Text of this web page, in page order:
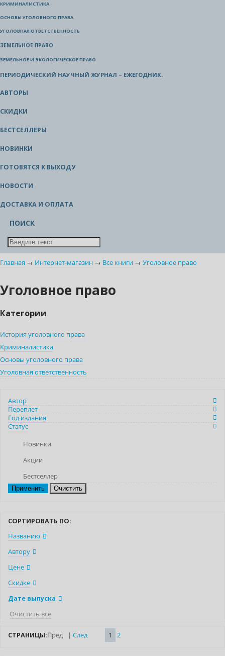
КРИМИНАЛИСТИКА
ОСНОВЫ УГОЛОВНОГО ПРАВА
УГОЛОВНАЯ ОТВЕТСТВЕННОСТЬ
ЗЕМЕЛЬНОЕ ПРАВО
ЗЕМЕЛЬНОЕ И ЭКОЛОГИЧЕСКОЕ ПРАВО
ПЕРИОДИЧЕСКИЙ НАУЧНЫЙ ЖУРНАЛ – ЕЖЕГОДНИК.
АВТОРЫ
СКИДКИ
БЕСТСЕЛЛЕРЫ
НОВИНКИ
ГОТОВЯТСЯ К ВЫХОДУ
НОВОСТИ
ДОСТАВКА И ОПЛАТА
ПОИСК
Главная → Интернет-магазин → Все книги → Уголовное право
Уголовное право
Категории
История уголовного права
Криминалистика
Основы уголовного права
Уголовная ответственность
Автор
Переплет
Год издания
Статус
Новинки
Акции
Бестселлер
Очистить
СОРТИРОВАТЬ ПО:
Названию
Автору
Цене
Скидке
Дате выпуска
Очистить все
СТРАНИЦЫ:Пред | След 1 2